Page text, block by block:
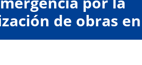
de obras
Ruta 34